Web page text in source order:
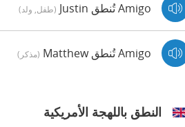
Amigo تُنطق Justin (طفل, ولد)
Amigo تُنطق Matthew (مذكر)
النطق باللهجة الأمريكية